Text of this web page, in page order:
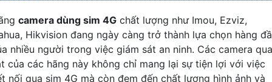
camera dùng sim 4G chất lượng như Imou, Ezviz,
Hikvision đang ngày càng trở thành lựa chọn hàng
nhiều người trong việc giám sát an ninh. Các camera
của các hãng này không chỉ mang lại sự tiện lợi với việc
nối qua sim 4G mà còn đem đến chất lượng hình ảnh và